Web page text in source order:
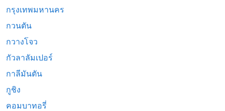
กรุงเทพมหานคร
กวนตัน
กวางโจว
กัวลาลัมเปอร์
กาลีมันตัน
กูชิง
คอมบาทอรี่